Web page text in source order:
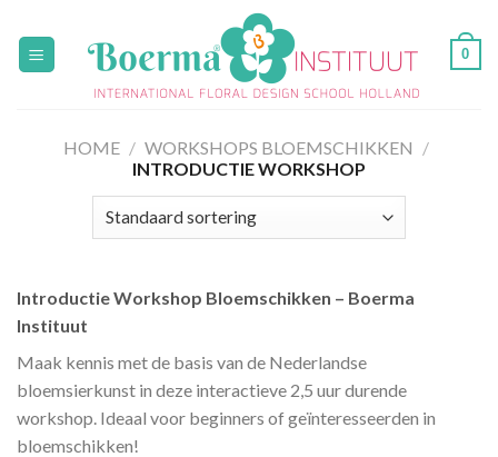
content
0
HOME / WORKSHOPS BLOEMSCHIKKEN /
INTRODUCTIE WORKSHOP
Introductie Workshop Bloemschikken – Boerma
Instituut
Maak kennis met de basis van de Nederlandse
bloemsierkunst in deze interactieve 2,5 uur durende
workshop. Ideaal voor beginners of geïnteresseerden in
bloemschikken!